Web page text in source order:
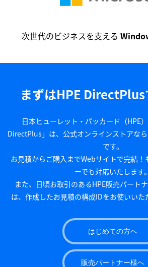
次世代のビジネスを支える
まずはHPE DirectPlus
日本ヒューレット・パッカード（HPE
DirectPlus」は、公式オンラインストアな
です。
お見積からご購入までWebサイトで完結！
ーでも対応いたします。
また、日頃お取引のあるHPE販売パート
は、作成したお見積の構成IDをお使いいた
はじめての方へ
販売パートナー様へ